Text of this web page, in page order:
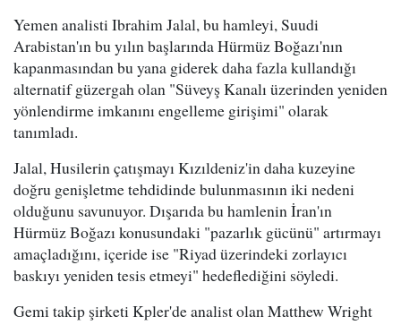
Yemen analisti Ibrahim Jalal, bu hamleyi, Suudi
Arabistan'ın bu yılın başlarında Hürmüz Boğazı'nın
kapanmasından bu yana giderek daha fazla kullandığı
alternatif güzergah olan "Süveyş Kanalı üzerinden yeniden
yönlendirme imkanını engelleme girişimi" olarak
tanımladı.
Jalal, Husilerin çatışmayı Kızıldeniz'in daha kuzeyine
doğru genişletme tehdidinde bulunmasının iki nedeni
olduğunu savunuyor. Dışarıda bu hamlenin İran'ın
Hürmüz Boğazı konusundaki "pazarlık gücünü" artırmayı
amaçladığını, içeride ise "Riyad üzerindeki zorlayıcı
baskıyı yeniden tesis etmeyi" hedeflediğini söyledi.
Gemi takip şirketi Kpler'de analist olan Matthew Wright